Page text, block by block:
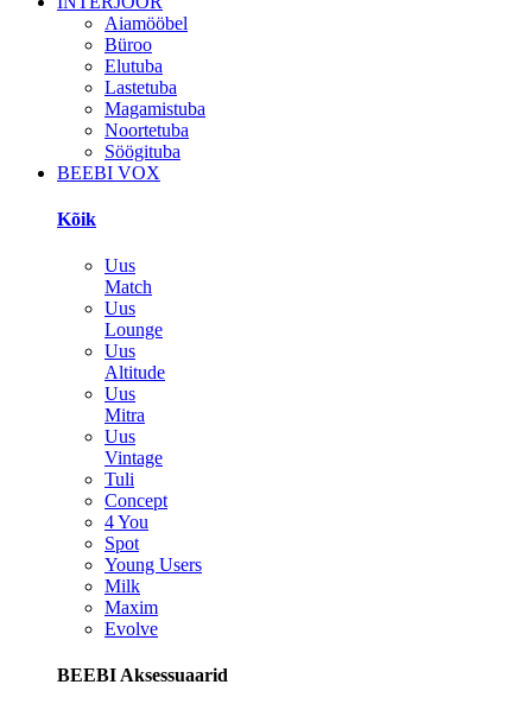
Aiamööbel
Büroo
Elutuba
Lastetuba
Magamistuba
Noortetuba
Söögituba
BEEBI VOX
Kõik
Uus
Match
Uus
Lounge
Uus
Altitude
Uus
Mitra
Uus
Vintage
Tuli
Concept
4 You
Spot
Young Users
Milk
Maxim
Evolve
BEEBI Aksessuaarid